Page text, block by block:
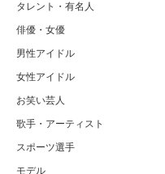
タレント・有名人
俳優・女優
男性アイドル
女性アイドル
お笑い芸人
歌手・アーティスト
スポーツ選手
モデル